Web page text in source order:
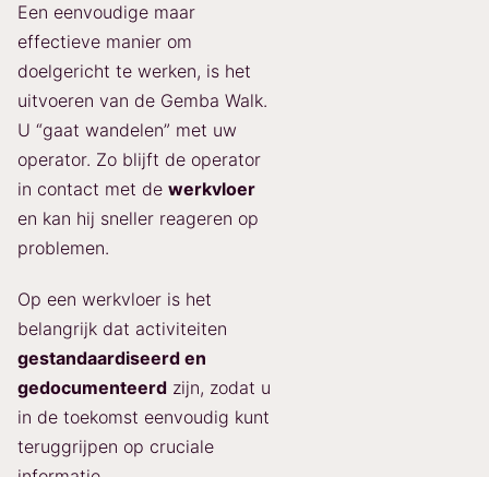
Een eenvoudige maar
effectieve manier om
doelgericht te werken, is het
uitvoeren van de Gemba Walk.
U “gaat wandelen” met uw
operator. Zo blijft de operator
in contact met de werkvloer
en kan hij sneller reageren op
problemen.
Op een werkvloer is het
belangrijk dat activiteiten
gestandaardiseerd en
gedocumenteerd zijn, zodat u
in de toekomst eenvoudig kunt
teruggrijpen op cruciale